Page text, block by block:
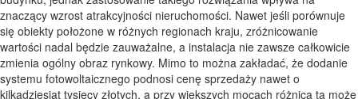
znaczący wzrost atrakcyjności nieruchomości. Nawet jeśli porównuje
się obiekty położone w różnych regionach kraju, zróżnicowanie
wartości nadal będzie zauważalne, a instalacja nie zawsze całkowicie
zmienia ogólny obraz rynkowy. Mimo to można zakładać, że dodanie
systemu fotowoltaicznego podnosi cenę sprzedaży nawet o
kilkadziesiąt tysięcy złotych, a przy większych mocach różnica ta może